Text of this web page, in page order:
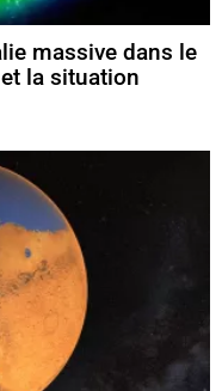
massive dans le
la situation